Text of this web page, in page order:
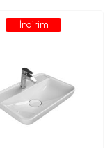
İndirim